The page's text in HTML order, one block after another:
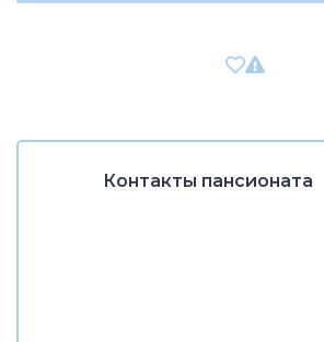
Контакты пансионата